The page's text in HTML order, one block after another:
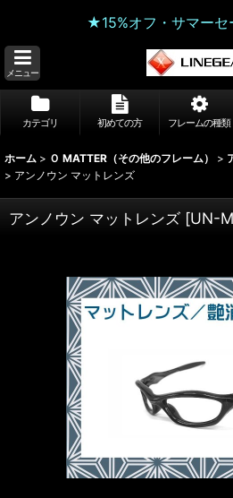
★15%オフ・サマーセ
メニュー
カテゴリ 初めての方 フレームの種類
ホーム > Ｏ MATTER（その他のフレーム） >
> アンノウン マットレンズ
アンノウン マットレンズ [UN-